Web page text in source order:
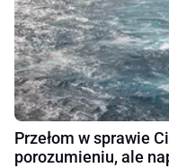
Przełom w sprawie
porozumieniu, ale